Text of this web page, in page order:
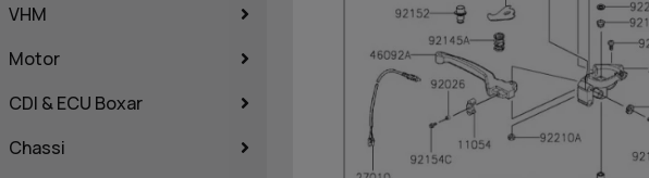
VHM
Motor
CDI & ECU Boxar
Chassi